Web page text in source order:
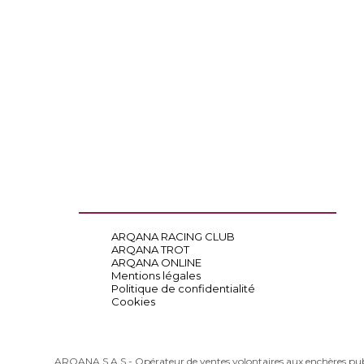
ARQANA RACING CLUB
ARQANA TROT
ARQANA ONLINE
Mentions légales
Politique de confidentialité
Cookies
ARQANA S.A.S - Opérateur de ventes volontaires aux enchères